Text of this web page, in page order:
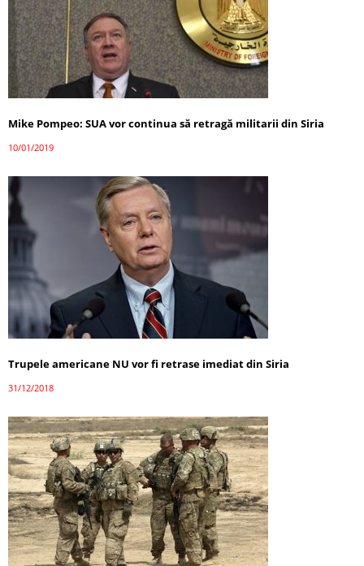
Mike Pompeo: SUA vor continua să retragă militarii din Siria
10/01/2019
Trupele americane NU vor fi retrase imediat din Siria
31/12/2018